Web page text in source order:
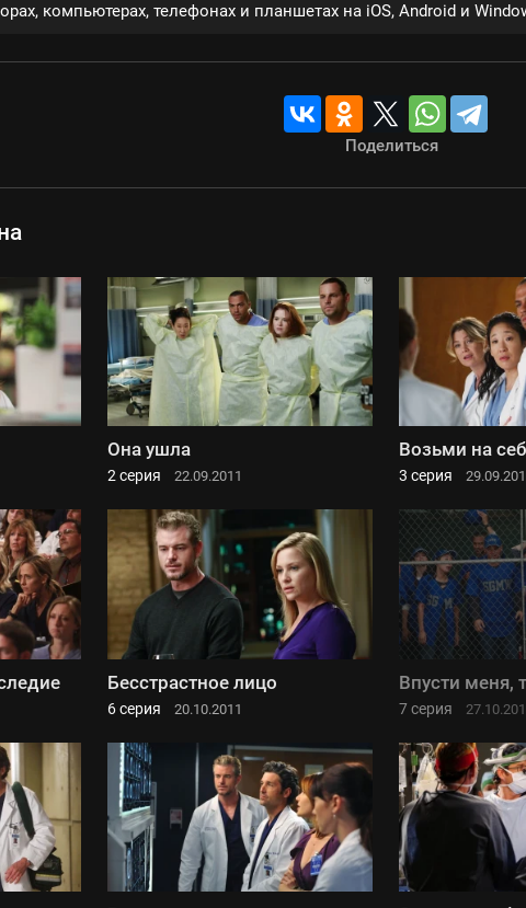
компьютерах, телефонах и планшетах на iOS, Android и
Поделиться
Она ушла
2 серия 22.09.2011
Возьми на
3 серия
Бесстрастное лицо
6 серия 20.10.2011
Впусти меня,
7 серия